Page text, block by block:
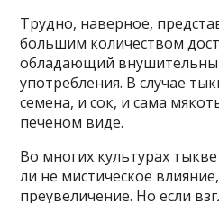
Трудно, наверное,
большим количеством
обладающий
употребления. В случае
семена, и сок, и сама
печеном виде.
Во многих культурах
ли не мистическое
преувеличение. Но если